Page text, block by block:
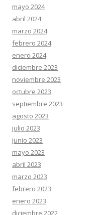
mayo 2024
abril 2024
marzo 2024
febrero 2024
enero 2024
diciembre 2023
noviembre 2023
octubre 2023
septiembre 2023
agosto 2023
julio 2023
junio 2023
mayo 2023
abril 2023
marzo 2023
febrero 2023
enero 2023
diciembre 2022